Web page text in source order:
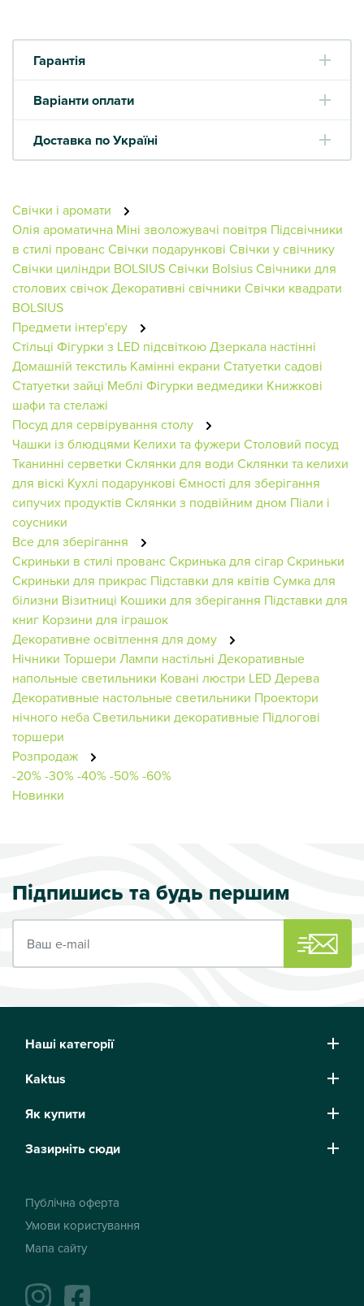
Гарантія
Варіанти оплати
Доставка по Україні
Свічки і аромати
Олія ароматична Міні зволожувачі повітря Підсвічники
в стилі провансСвічки подарункові Свічки у свічнику
Свічки циліндри BOLSIUSСвічки BolsiusСвічники для
столових свічокДекоративні свічники Свічки квадрати
BOLSIUS
Предмети інтер'єру
Стільці Фігурки з LED підсвіткоюДзеркала настінні
Домашній текстиль Камінні екрани Статуетки садові
Статуетки зайці Меблі Фігурки ведмедики Книжкові
шафи та стелажі
Посуд для сервірування столу
Чашки із блюдцями Келихи та фужери Столовий посуд
Тканинні серветки Склянки для води Склянки та келихи
для віскі Кухлі подарункові Ємності для зберігання
сипучих продуктів Склянки з подвійним дном Піали і
соусники
Все для зберігання
Скриньки в стилі провансСкринька для сігарСкриньки
Скриньки для прикрас Підставки для квітів Сумка для
білизни Візитниці Кошики для зберігання Підставки для
книг Корзини для іграшок
Декоративне освітлення для дому
Нічники Торшери Лампи настільні Декоративные
напольные светильники Ковані люстри LED Дерева
Декоративные настольные светильники Проектори
нічного небаСветильники декоративные Підлогові
торшери
Розпродаж
-20%-30%-40%-50%-60%
Новинки
Підпишись та будь першим
Наші категорії
Kaktus
Як купити
Зазирніть сюди
Публічна оферта
Умови користування
Мапа сайту
instagramfacebook